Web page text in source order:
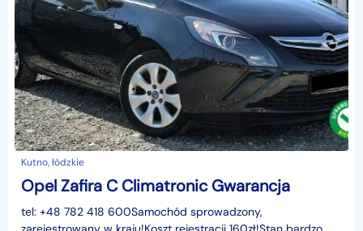
Kutno, łódzkie
Opel Zafira C Climatronic Gwarancja
tel: +48 782 418 600Samochód sprowadzony,